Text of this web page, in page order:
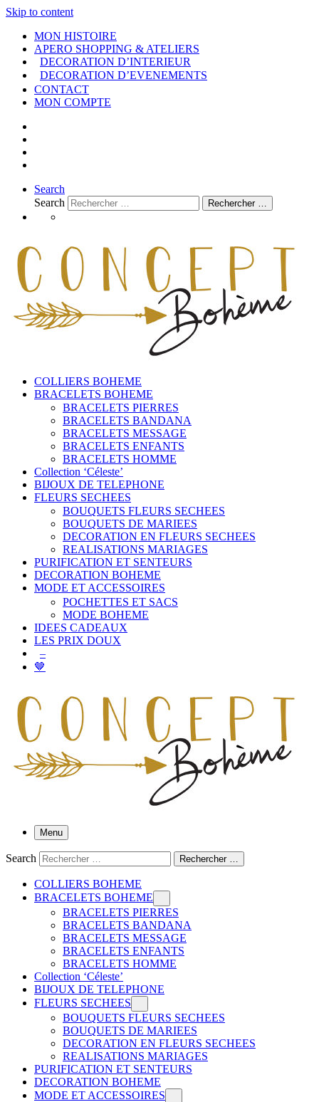
Skip to content
MON HISTOIRE
APERO SHOPPING & ATELIERS
DECORATION D’INTERIEUR
DECORATION D’EVENEMENTS
CONTACT
MON COMPTE
Search
Search
Rechercher …
COLLIERS BOHEME
BRACELETS BOHEME
BRACELETS PIERRES
BRACELETS BANDANA
BRACELETS MESSAGE
BRACELETS ENFANTS
BRACELETS HOMME
Collection ‘Céleste’
BIJOUX DE TELEPHONE
FLEURS SECHEES
BOUQUETS FLEURS SECHEES
BOUQUETS DE MARIEES
DECORATION EN FLEURS SECHEES
REALISATIONS MARIAGES
PURIFICATION ET SENTEURS
DECORATION BOHEME
MODE ET ACCESSOIRES
POCHETTES ET SACS
MODE BOHEME
IDEES CADEAUX
LES PRIX DOUX
–
🤎
Menu
Search Rechercher …
COLLIERS BOHEME
BRACELETS BOHEME
BRACELETS PIERRES
BRACELETS BANDANA
BRACELETS MESSAGE
BRACELETS ENFANTS
BRACELETS HOMME
Collection ‘Céleste’
BIJOUX DE TELEPHONE
FLEURS SECHEES
BOUQUETS FLEURS SECHEES
BOUQUETS DE MARIEES
DECORATION EN FLEURS SECHEES
REALISATIONS MARIAGES
PURIFICATION ET SENTEURS
DECORATION BOHEME
MODE ET ACCESSOIRES